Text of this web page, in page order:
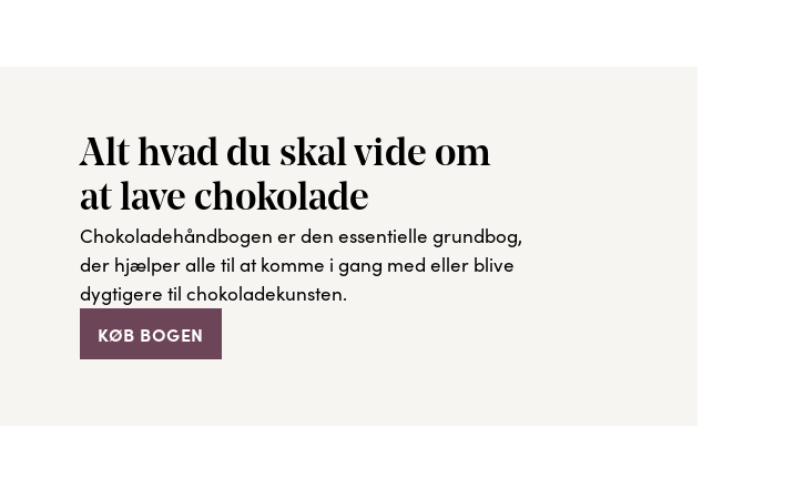
Alt hvad du skal vide om
at lave chokolade
Chokoladehåndbogen er den essentielle grundbog,
der hjælper alle til at komme i gang med eller blive
dygtigere til chokoladekunsten.
KØB BOGEN